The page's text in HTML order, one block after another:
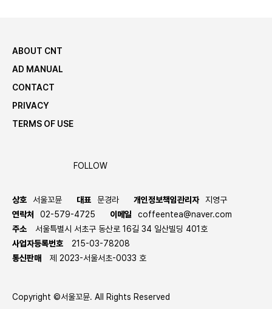
ABOUT CNT
AD MANUAL
CONTACT
PRIVACY
TERMS OF USE
FOLLOW
상호 서울꼬뮨 대표 문경라 개인정보책임관리자
지영구
연락처
02-579-4725 이메일
coffeentea@naver.com
주소
서울특별시 서초구 동산로 16길 34 일산빌딩 401호
사업자등록번호
215-03-78208
통신판매
제 2023-서울서초-0033 호
Copyright ©서울꼬뮨. All Rights Reserved